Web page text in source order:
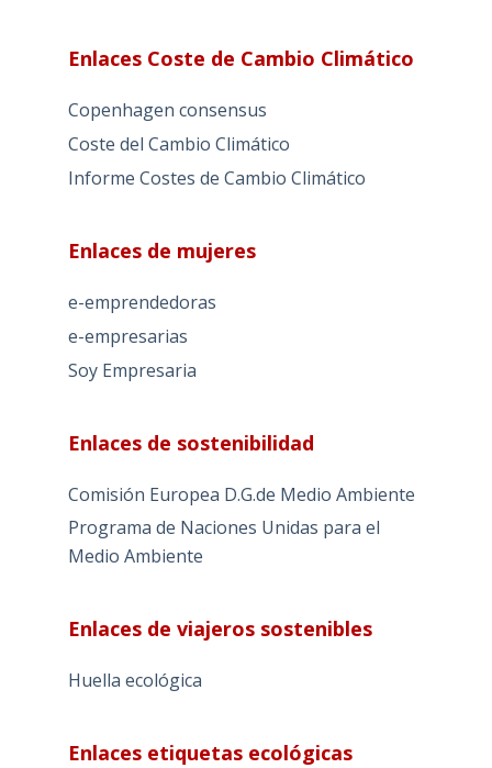
Enlaces Coste de Cambio Climático
Copenhagen consensus
Coste del Cambio Climático
Informe Costes de Cambio Climático
Enlaces de mujeres
e-emprendedoras
e-empresarias
Soy Empresaria
Enlaces de sostenibilidad
Comisión Europea D.G.de Medio Ambiente
Programa de Naciones Unidas para el
Medio Ambiente
Enlaces de viajeros sostenibles
Huella ecológica
Enlaces etiquetas ecológicas